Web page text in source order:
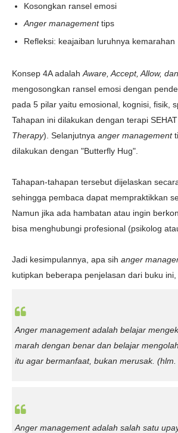
Kosongkan ransel emosi
Anger managementtips
Refleksi: keajaiban luruhnya kemarahan
Konsep 4A adalah Aware, Accept, Allow,
mengosongkan ransel emosi dengan
pada 5 pilar yaitu emosional, kognisi, fisik,
Tahapan ini dilakukan dengan terapi
Therapy). Selanjutnya anger management
dilakukan dengan "Butterfly Hug".
Tahapan-tahapan tersebut dijelaskan
sehingga pembaca dapat mempraktikkan
Namun jika ada hambatan atau ingin
bisa menghubungi profesional (psikolog
Jadi kesimpulannya, apa sih anger
kutipkan beberapa penjelasan dari buku ini,
Anger management adalah belajar
marah dengan benar dan belajar
itu agar bermanfaat, bukan merusak. (hlm.
Anger management adalah salah satu